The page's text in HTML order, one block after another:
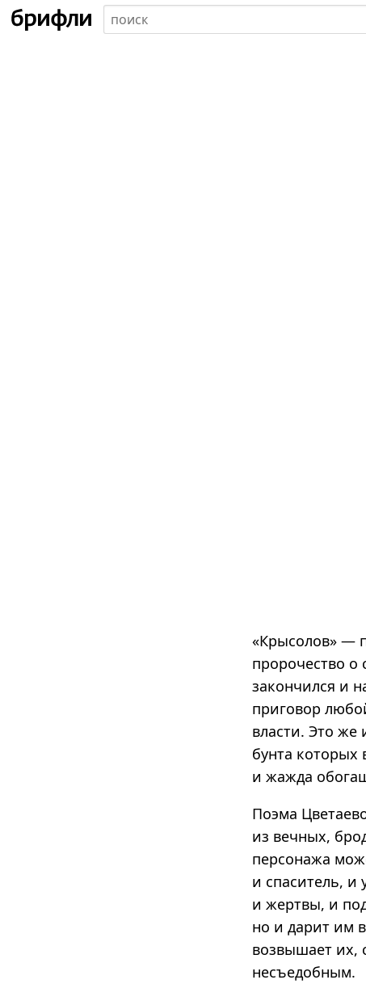
«Крысолов» —
пророчество о
закончился и
приговор
власти. Это же
бунта
и жажда
Поэма
из вечных,
персонажа
и спаситель,
и жертвы, и
но и дарит им
возвышает их,
несъедобным.